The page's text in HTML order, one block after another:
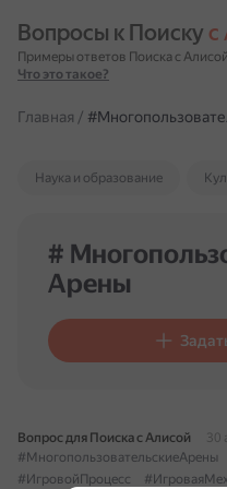
Вопросы к Поиску с
Примеры ответов Поиска с Алисой
Что это такое?
Главная /
Наука и образование
#
Арены
Вопрос для Поиска с Алисой
30
#МногопользовательскиеАрены
#ИгровойПроцесс